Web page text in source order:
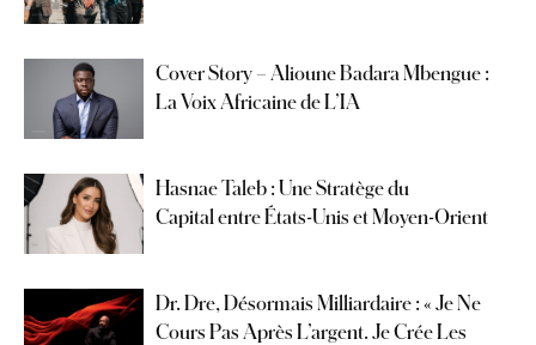
Cover Story – Alioune Badara Mbengue :
La Voix Africaine de L’IA
Hasnae Taleb : Une Stratège du
Capital entre États-Unis et Moyen-Orient
Dr. Dre, Désormais Milliardaire : « Je Ne
Cours Pas Après L’argent. Je Crée Les